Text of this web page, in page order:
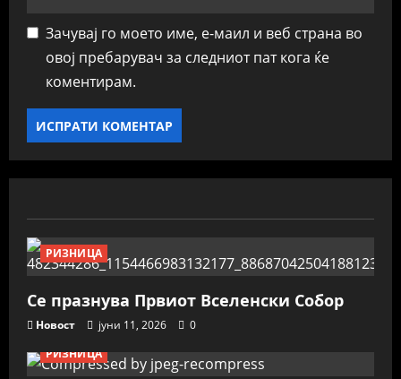
Зачувај го моето име, е-маил и веб страна во
овој пребарувач за следниот пат кога ќе
коментирам.
РИЗНИЦА
Се празнува Првиот Вселенски Собор
Новост јуни 11, 2026
0
РИЗНИЦА